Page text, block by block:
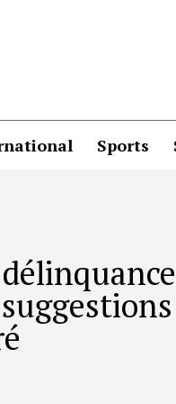
Sports